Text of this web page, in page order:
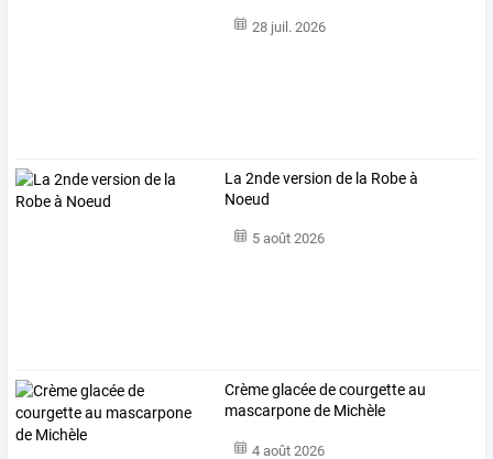
28 juil. 2026
La 2nde version de la Robe à
Noeud
5 août 2026
Crème glacée de courgette au
mascarpone de Michèle
4 août 2026